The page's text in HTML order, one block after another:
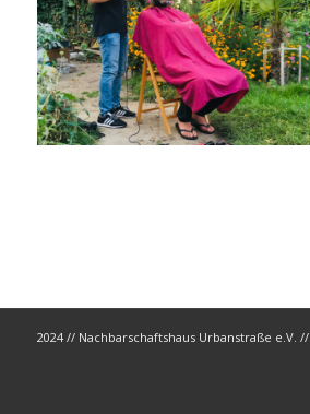
2024 // Nachbarschaftshaus Urbanstraße e.V. //